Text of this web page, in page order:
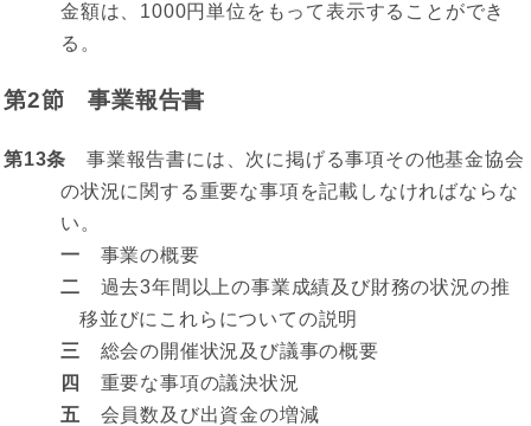
金額は、1000円単位をもって表示することができ
る。
第2節 事業報告書
第13条 事業報告書には、次に掲げる事項その他基金協会
の状況に関する重要な事項を記載しなければならな
い。
一 事業の概要
二 過去3年間以上の事業成績及び財務の状況の推
移並びにこれらについての説明
三
総会の開催状況及び議事の概要
四
重要な事項の議決状況
五 会員数及び出資金の増減